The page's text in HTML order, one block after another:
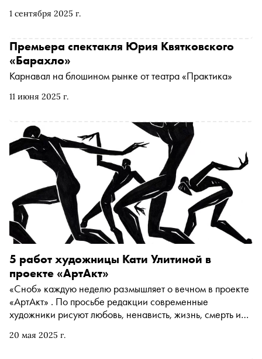
1 сентября 2025 г.
11 июня 2025 г.
Премьера спектакля Юрия Квятковского
«Барахло»
Карнавал на блошином рынке от театра «Практика»
20 мая 2025 г.
5 работ художницы Кати Улитиной в
проекте «АртАкт»
«Сноб» каждую неделю размышляет о вечном в проекте
«АртАкт» . По просьбе редакции современные
художники рисуют любовь, ненависть, жизнь, смерть и